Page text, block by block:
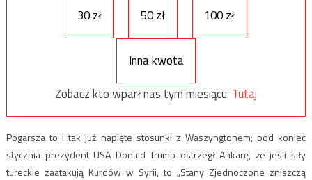
30 zł 50 zł 100 zł
Inna kwota
Zobacz kto wparł nas tym miesiącu: Tutaj
Pogarsza to i tak już napięte stosunki z Waszyngtonem; pod koniec
stycznia prezydent USA Donald Trump ostrzegł Ankarę, że jeśli siły
tureckie zaatakują Kurdów w Syrii, to „Stany Zjednoczone zniszczą